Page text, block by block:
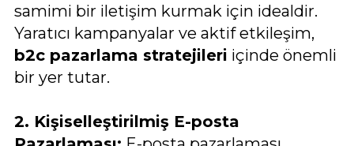
samimi bir iletişim kurmak için idealdir.
Yaratıcı kampanyalar ve aktif etkileşim,
b2c pazarlama stratejileri içinde önemli
bir yer tutar.
2. Kişiselleştirilmiş E-posta